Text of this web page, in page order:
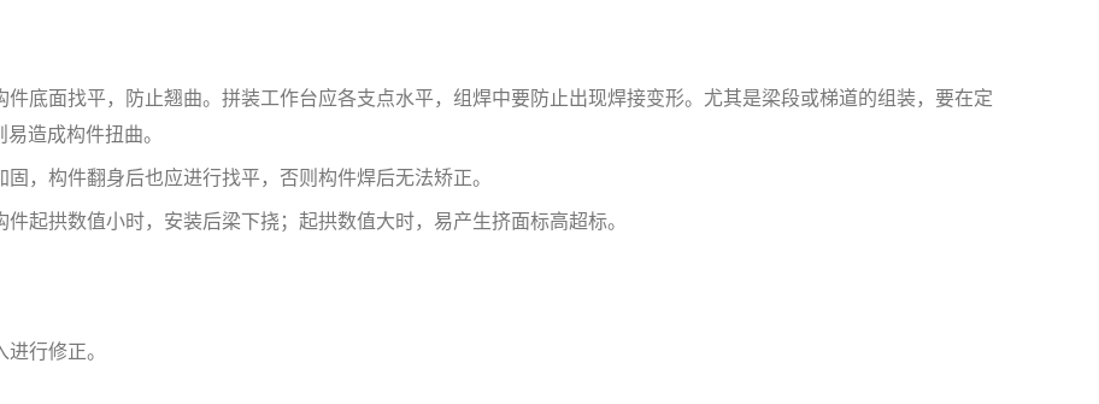
底面找平，防止翘曲。拼装工作台应各支点水平，组焊中要防止出现焊接变形。尤其是梁段或梯道的组装，要在定
造成构件扭曲。
，构件翻身后也应进行找平，否则构件焊后无法矫正。
起拱数值小时，安装后梁下挠；起拱数值大时，易产生挤面标高超标。
行修正。